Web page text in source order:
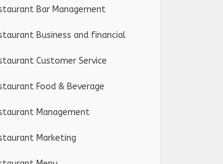
Bar Management
Business and financial
Customer Service
Food & Beverage
Management
Marketing